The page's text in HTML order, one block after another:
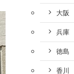
大阪
兵庫
徳島
香川